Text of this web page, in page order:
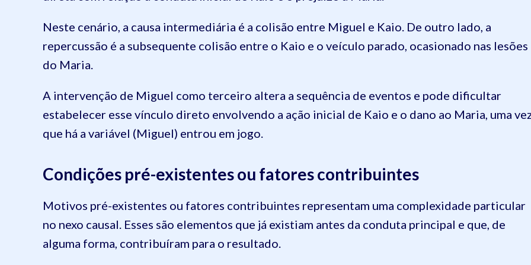
Neste cenário, a causa intermediária é a colisão entre Miguel e Kaio. De outro lado, a
repercussão é a subsequente colisão entre o Kaio e o veículo parado, ocasionado nas lesões
do Maria.
A intervenção de Miguel como terceiro altera a sequência de eventos e pode dificultar
estabelecer esse vínculo direto envolvendo a ação inicial de Kaio e o dano ao Maria, uma
que há a variável (Miguel) entrou em jogo.
Condições pré-existentes ou fatores contribuintes
Motivos pré-existentes ou fatores contribuintes representam uma complexidade particular
no nexo causal. Esses são elementos que já existiam antes da conduta principal e que, de
alguma forma, contribuíram para o resultado.